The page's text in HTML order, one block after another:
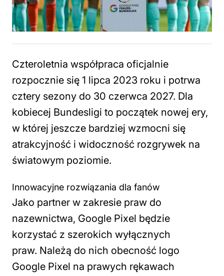
Czteroletnia współpraca oficjalnie
rozpocznie się 1 lipca 2023 roku i potrwa
cztery sezony do 30 czerwca 2027. Dla
kobiecej Bundesligi to początek nowej ery,
w której jeszcze bardziej wzmocni się
atrakcyjność i widoczność rozgrywek na
światowym poziomie.
Innowacyjne rozwiązania dla fanów
Jako partner w zakresie praw do
nazewnictwa, Google Pixel będzie
korzystać z szerokich wyłącznych
praw. Należą do nich obecność logo
Google Pixel na prawych rękawach